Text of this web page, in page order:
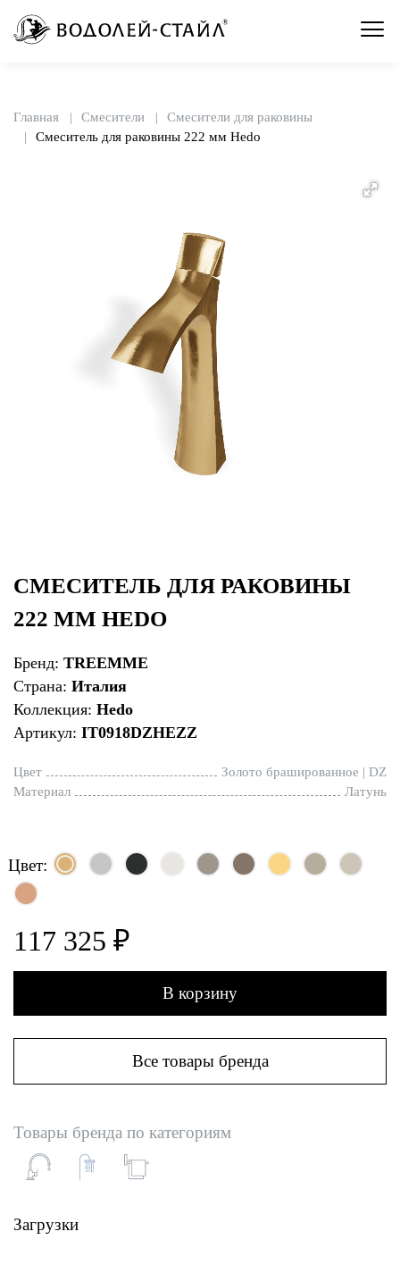
Главная Смесители
Смесители для раковины
Смеситель для раковины 222 мм Hedo
СМЕСИТЕЛЬ ДЛЯ РАКОВИНЫ
222 ММ HEDO
Бренд: TREEMME
Страна: Италия
Коллекция: Hedo
Артикул: IT0918DZHEZZ
Цвет
Золото брашированное | DZ
Материал
Латунь
Цвет:
117 325 ₽
В корзину
Все товары бренда
Товары бренда по категориям
Загрузки